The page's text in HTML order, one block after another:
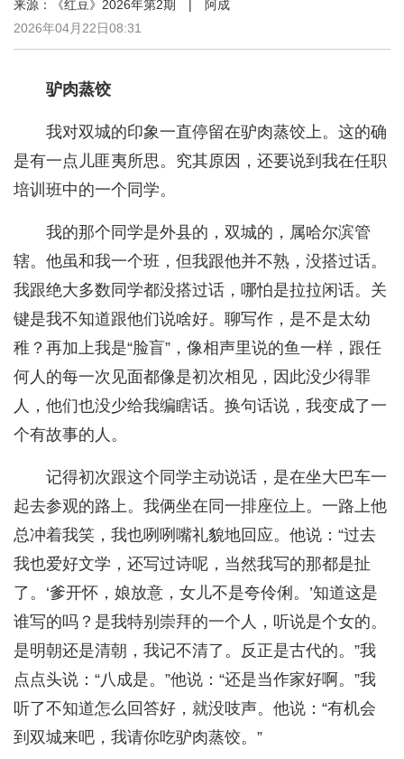
来源：《红豆》2026年第2期 | 阿成
2026年04月22日08:31
驴肉蒸饺
我对双城的印象一直停留在驴肉蒸饺上。这的确
是有一点儿匪夷所思。究其原因，还要说到我在任职
培训班中的一个同学。
我的那个同学是外县的，双城的，属哈尔滨管
辖。他虽和我一个班，但我跟他并不熟，没搭过话。
我跟绝大多数同学都没搭过话，哪怕是拉拉闲话。关
键是我不知道跟他们说啥好。聊写作，是不是太幼
稚？再加上我是“脸盲”，像相声里说的鱼一样，跟任
何人的每一次见面都像是初次相见，因此没少得罪
人，他们也没少给我编瞎话。换句话说，我变成了一
个有故事的人。
记得初次跟这个同学主动说话，是在坐大巴车一
起去参观的路上。我俩坐在同一排座位上。一路上他
总冲着我笑，我也咧咧嘴礼貌地回应。他说：“过去
我也爱好文学，还写过诗呢，当然我写的那都是扯
了。‘爹开怀，娘放意，女儿不是夸伶俐。’知道这是
谁写的吗？是我特别崇拜的一个人，听说是个女的。
是明朝还是清朝，我记不清了。反正是古代的。”我
点点头说：“八成是。”他说：“还是当作家好啊。”我
听了不知道怎么回答好，就没吱声。他说：“有机会
到双城来吧，我请你吃驴肉蒸饺。”